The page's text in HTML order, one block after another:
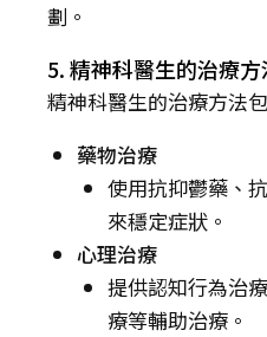
劃。
5. 精神科醫生的治療方
精神科醫生的治療方法包
藥物治療
使用抗抑鬱藥、
來穩定症狀。
心理治療
提供認知行為治
療等輔助治療。